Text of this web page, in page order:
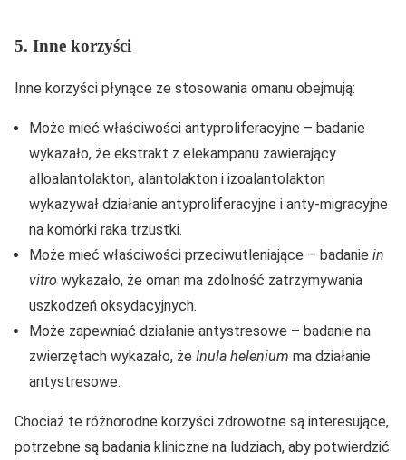
5. Inne korzyści
Inne korzyści płynące ze stosowania omanu obejmują:
Może mieć właściwości antyproliferacyjne – badanie
wykazało, że ekstrakt z elekampanu zawierający
alloalantolakton, alantolakton i izoalantolakton
wykazywał działanie antyproliferacyjne i anty-migracyjne
na komórki raka trzustki.
Może mieć właściwości przeciwutleniające – badanie in
vitro wykazało, że oman ma zdolność zatrzymywania
uszkodzeń oksydacyjnych.
Może zapewniać działanie antystresowe – badanie na
zwierzętach wykazało, że Inula helenium ma działanie
antystresowe.
Chociaż te różnorodne korzyści zdrowotne są interesujące,
potrzebne są badania kliniczne na ludziach, aby potwierdzić